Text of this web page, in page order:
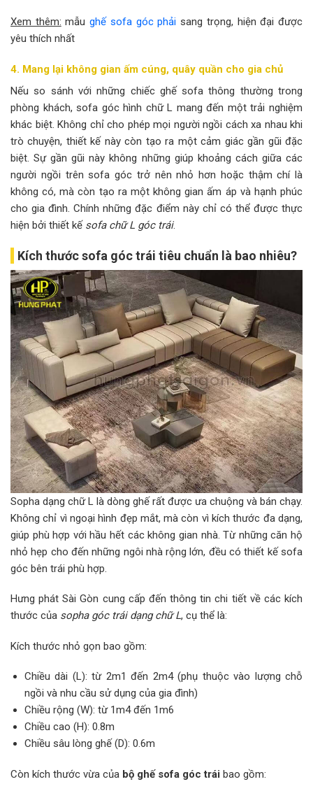
Xem thêm: mẫughế sofa góc phải sang trọng, hiện đại được
yêu thích nhất
4. Mang lại không gian ấm cúng, quây quần cho gia chủ
Nếu so sánh với những chiếc ghế sofa thông thường trong
phòng khách, sofa góc hình chữ L mang đến một trải nghiệm
khác biệt. Không chỉ cho phép mọi người ngồi cách xa nhau khi
trò chuyện, thiết kế này còn tạo ra một cảm giác gần gũi đặc
biệt. Sự gần gũi này không những giúp khoảng cách giữa các
người ngồi trên sofa góc trở nên nhỏ hơn hoặc thậm chí là
không có, mà còn tạo ra một không gian ấm áp và hạnh phúc
cho gia đình. Chính những đặc điểm này chỉ có thể được thực
hiện bởi thiết kế sofa chữ L góc trái.
Kích thước sofa góc trái tiêu chuẩn là bao nhiêu?
Sopha dạng chữ L là dòng ghế rất được ưa chuộng và bán chạy.
Không chỉ vì ngoại hình đẹp mắt, mà còn vì kích thước đa dạng,
giúp phù hợp với hầu hết các không gian nhà. Từ những căn hộ
nhỏ hẹp cho đến những ngôi nhà rộng lớn, đều có thiết kế sofa
góc bên trái phù hợp.
Hưng phát Sài Gòn cung cấp đến thông tin chi tiết về các kích
thước của sopha góc trái dạng chữ L, cụ thể là:
Kích thước nhỏ gọn bao gồm:
Chiều dài (L): từ 2m1 đến 2m4 (phụ thuộc vào lượng chỗ
ngồi và nhu cầu sử dụng của gia đình)
Chiều rộng (W): từ 1m4 đến 1m6
Chiều cao (H): 0.8m
Chiều sâu lòng ghế (D): 0.6m
Còn kích thước vừa của bộ ghế sofa góc trái bao gồm: